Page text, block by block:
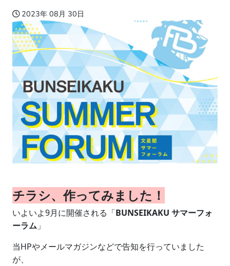
2023年 08月 30日
チラシ、作ってみました！
いよいよ9月に開催される「BUNSEIKAKU サマーフォ
ーラム 」
当HPやメールマガジンなどで告知を行っていました
が、